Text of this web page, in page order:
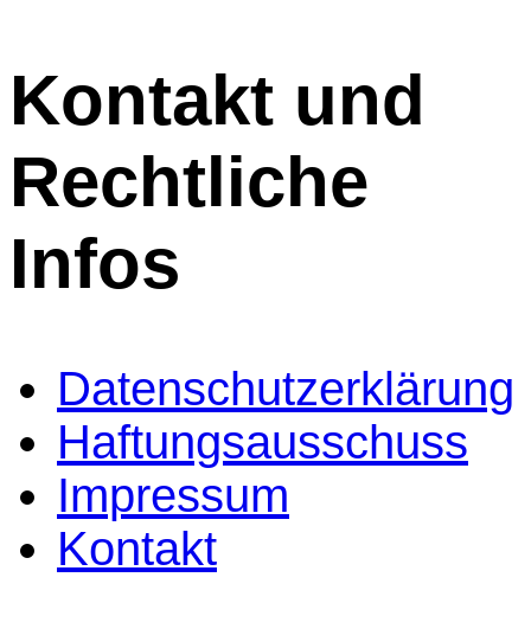
Kontakt und
Rechtliche
Infos
Datenschutzerklärung
Haftungsausschuss
Impressum
Kontakt